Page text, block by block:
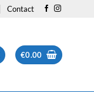
Contact
€0.00